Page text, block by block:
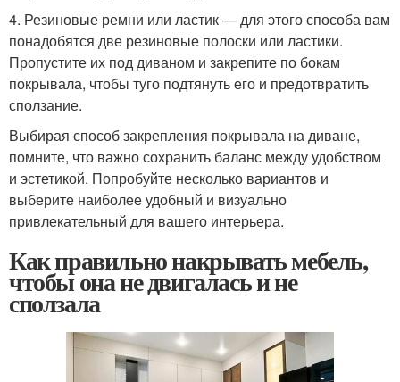
4. Резиновые ремни или ластик — для этого способа вам
понадобятся две резиновые полоски или ластики.
Пропустите их под диваном и закрепите по бокам
покрывала, чтобы туго подтянуть его и предотвратить
сползание.
Выбирая способ закрепления покрывала на диване,
помните, что важно сохранить баланс между удобством
и эстетикой. Попробуйте несколько вариантов и
выберите наиболее удобный и визуально
привлекательный для вашего интерьера.
Как правильно накрывать мебель,
чтобы она не двигалась и не
сползала